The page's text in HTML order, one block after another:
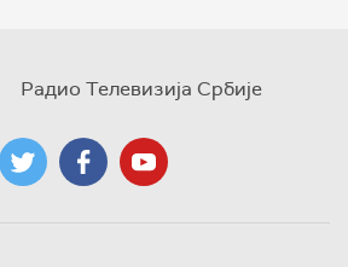
Радио Телевизија Србије